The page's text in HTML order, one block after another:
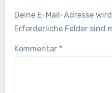
Deine E-Mail-Adresse
Erforderliche Felder sind
Kommentar *